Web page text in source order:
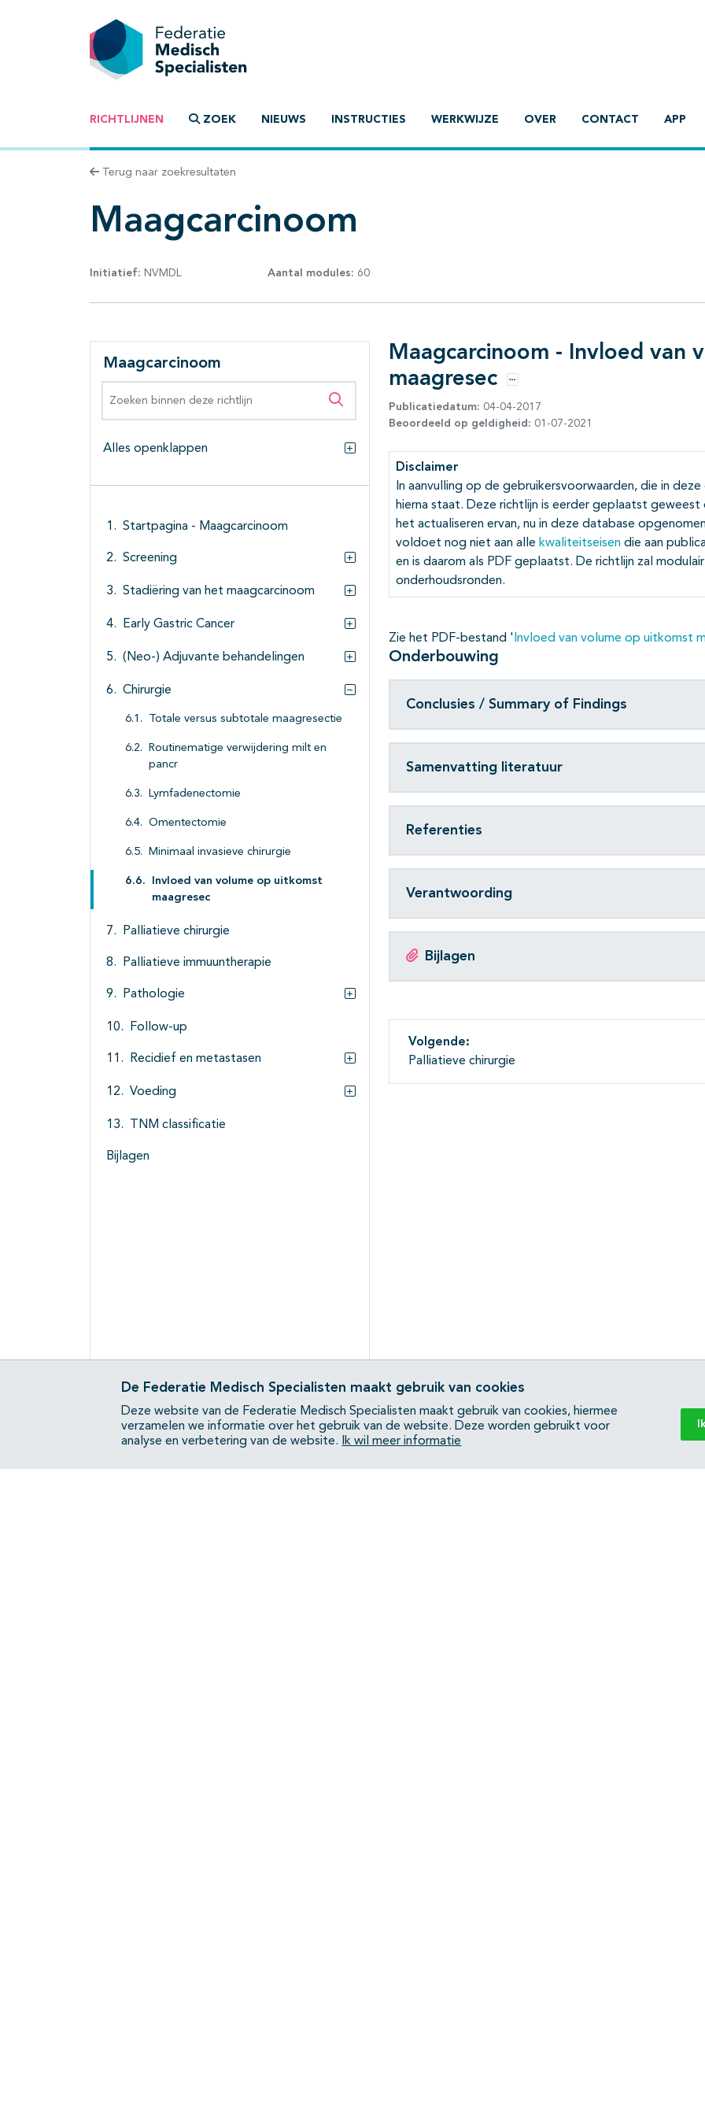
RICHTLIJNEN ZOEK NIEUWS INSTRUCTIES WERKWIJZE OVER CONTACT APP
Terug naar zoekresultaten
Maagcarcinoom
Initiatief: NVMDL Aantal modules: 60
Maagcarcinoom
Zoeken binnen deze richtlijn
Alles openklappen
Alles openklappen
Startpagina - Maagcarcinoom
Screening
Subpagina's open- en dichtklappen
Stadiëring van het maagcarcinoom
Early Gastric Cancer
Subpagina's open- en dichtklappen
(Neo-) Adjuvante behandelingen
Subpagina's open- en dichtklappen
Chirurgie
Subpagina's open- en dichtklappen
Totale versus subtotale maagresectie
Routinematige verwijdering milt en
pancr
Lymfadenectomie
Omentectomie
Minimaal invasieve chirurgie
Invloed van volume op uitkomst
maagresec
Palliatieve chirurgie
Palliatieve immuuntherapie
Pathologie
Follow-up
Recidief en metastasen
Voeding
TNM classificatie
Bijlagen
Maagcarcinoom - Invloed van
maagresec
Opties
Publicatiedatum: 04-04-2017
Beoordeeld op geldigheid: 01-07-2021
Disclaimer
In aanvulling op de gebruikersvoorwaarden, die in
hierna staat. Deze richtlijn is eerder geplaatst
het actualiseren ervan, nu in deze database
voldoet nog niet aan alle kwaliteitseisen die aan
en is daarom als PDF geplaatst. De richtlijn zal
onderhoudsronden.
Zie het PDF-bestand 'Invloed van volume op uitkomst
Onderbouwing
Conclusies / Summary of Findings
Samenvatting literatuur
Referenties
Verantwoording
Bijlagen
Volgende:
Palliatieve chirurgie
De Federatie Medisch Specialisten maakt gebruik van cookies
Deze website van de Federatie Medisch Specialisten maakt gebruik van cookies, hiermee
verzamelen we informatie over het gebruik van de website. Deze worden gebruikt voor
analyse en verbetering van de website.
Ik wil meer informatie